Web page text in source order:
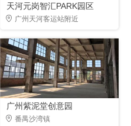
天河元岗智汇PARK园区
广州天河客运站附近
广州紫泥堂创意园
番禺沙湾镇